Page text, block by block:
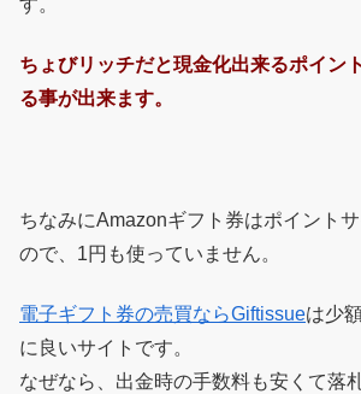
ちょびリッチだと現金化出来るポイン
る事が出来ます。
ちなみにAmazonギフト券はポイント
ので、1円も使っていません。
電子ギフト券の売買ならGiftissueは少
に良いサイトです。
なぜなら、出金時の手数料も安くて落